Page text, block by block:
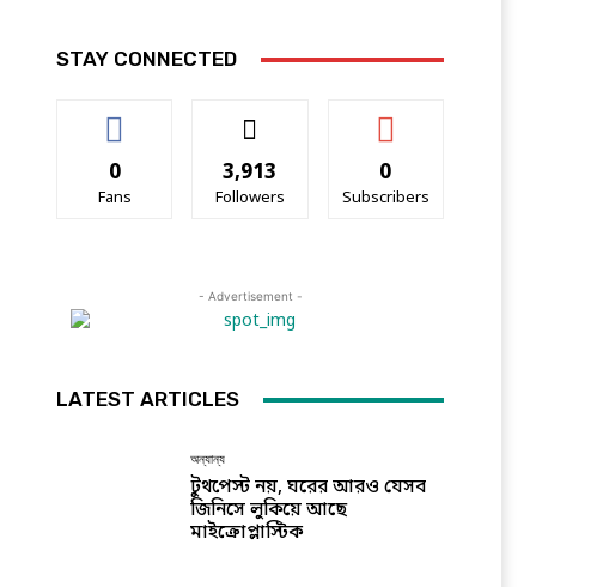
STAY CONNECTED
0
Fans
3,913
Followers
0
Subscribers
- Advertisement -
LATEST ARTICLES
অন্যান্য
টুথপেস্ট নয়, ঘরের আরও যেসব
জিনিসে লুকিয়ে আছে
মাইক্রোপ্লাস্টিক